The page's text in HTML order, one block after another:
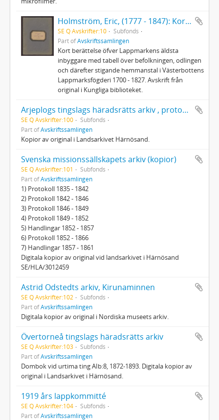
Holmström, Eric, (1777 - 1847): Kort berättelse öfver Lappmarkens äldsta inbyggare... 1700 - 1827
SE Q Avskrifter:10
Subfonds
Part ofAvskriftssamlingen
Kort berättelse öfver Lappmarkens äldsta
inbyggare med tabell över befolkningen, odlingen
och därefter stigande hemmanstal i Västerbottens
Lappmarksfögderi 1700 - 1827. Avskrift från
original i Kungliga biblioteket.
Arjeplogs tingslags häradsrätts arkiv , protokoll vid urtima ting och extra förrättningar 1803
SE Q Avskrifter:100
Subfonds
Part ofAvskriftssamlingen
Kopior av original i Landsarkivet Härnösand.
Svenska missionssällskapets arkiv (kopior)
SE Q Avskrifter:101
Subfonds
Part ofAvskriftssamlingen
1) Protokoll 1835 - 1842
2) Protokoll 1842 - 1846
3) Protokoll 1846 - 1849
4) Protokoll 1849 - 1852
5) Handlingar 1852 - 1857
6) Protokoll 1852 - 1866
7) Handlingar 1857 - 1861
Digitala kopior av original vid landsarkivet i Härnösand
SE/HLA/3012459
Astrid Odstedts arkiv, Kirunaminnen
SE Q Avskrifter:102
Subfonds
Part ofAvskriftssamlingen
Digitala kopior av original i Nordiska museets arkiv.
Övertorneå tingslags häradsrätts arkiv
SE Q Avskrifter:103
Subfonds
Part ofAvskriftssamlingen
Dombok vid urtima ting AIb:8, 1872-1893. Digitala kopior av
original i Landsarkivet i Härnösand.
1919 års lappkommitté
SE Q Avskrifter:104
Subfonds
Part ofAvskriftssamlingen